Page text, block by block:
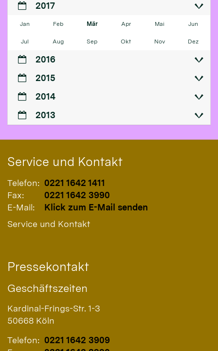
2017
Jan Feb Mär Apr Mai Jun
Jul Aug Sep Okt Nov Dez
2016
2015
2014
2013
Service und Kontakt
Telefon: 0221 1642 1411
Fax:
0221 1642 3990
E-Mail:
Klick zum E-Mail senden
Service und Kontakt
Pressekontakt
Geschäftszeiten
Kardinal-Frings-Str. 1-3
50668 Köln
Telefon: 0221 1642 3909